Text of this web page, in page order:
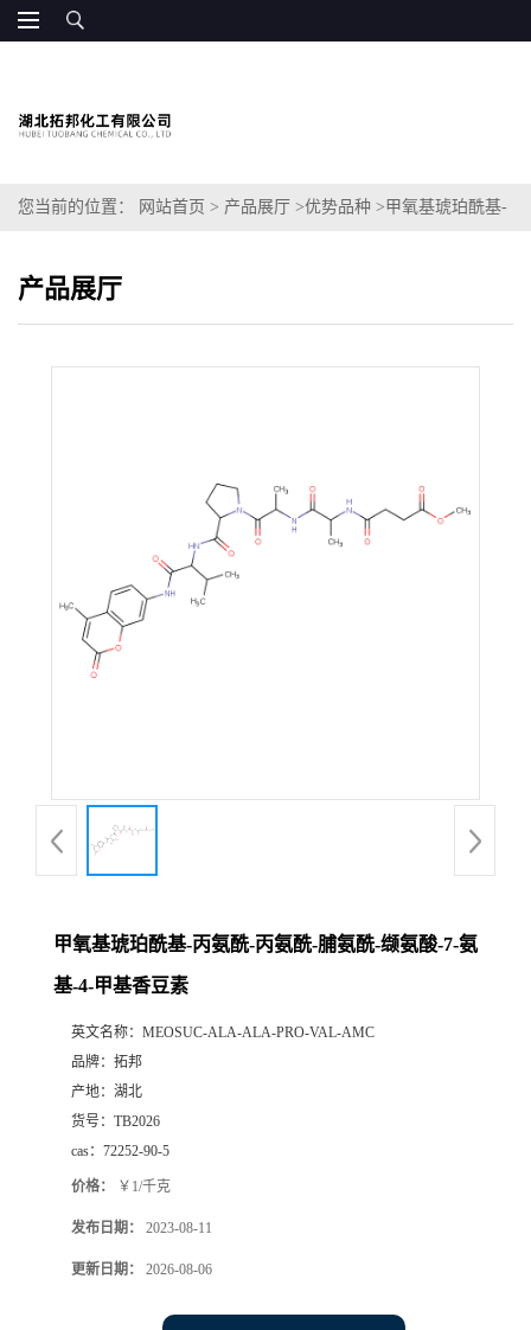
您当前的位置： 网站首页 > 产品展厅 >优势品种 >甲氧基琥珀酰基-
产品展厅
甲氧基琥珀酰基-丙氨酰-丙氨酰-脯氨酰-缬氨酸-7-氨
基-4-甲基香豆素
英文名称： MEOSUC-ALA-ALA-PRO-VAL-AMC
品牌： 拓邦
产地： 湖北
货号： TB2026
cas： 72252-90-5
价格： ￥1/千克
发布日期： 2023-08-11
更新日期： 2026-08-06